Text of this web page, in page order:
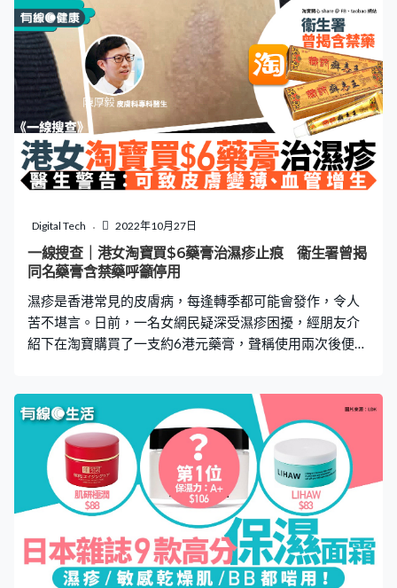
即看下文了解消委會8招應對濕疹。 甚麼是濕疹？ 濕疹又
名異位性皮膚炎，是香港常見皮膚疾病之一。患者皮膚會
乾癢、紅腫，甚至出血，影響外觀和日常生活。消委會指
從中醫角度，濕疹可分為3大類，包括濕熱型、脾虛型以及
血虛型，而每類濕疹的症狀與對應用藥都不同。 濕熱型濕
疹：屬於急性濕疹，常見的症狀包括水疱、丘疹、紅斑、
腫脹、糜爛、灼熱感、痕癢劇烈、滲液較多等 脾虛型濕
疹：屬於亞急性濕疹，常見症狀包括皮膚痕癢、有鱗屑、
搔見滲液、神色疲倦、胃口差、腹脹便溏等。 血虛型濕
燥、脫屑較多、滲液較少、面色蒼白。 濕疹護理8大貼士
消委會建議患者可從不同生活習慣例如戒口、多運行去改
善濕疹問題，減低惡化機會，並提出以下8招濕疹護理。
會指，從中醫角度濕疹來看，患者多受「
Digital Tech 2022年10月27日
一線搜查｜港女淘寶買$6藥膏治濕疹止痕 衞生署曾揭
同名藥膏含禁藥呼籲停用
濕疹是香港常見的皮膚病，每逢轉季都可能會發作，令人
苦不堪言。日前，一名女網民疑深受濕疹困擾，經朋友介
紹下在淘寶購買了一支約6港元藥膏，聲稱使用兩次後便成
市民停用。皮膚科專科醫生陳厚毅接受《一線搜查》訪問
時表示，如濕疹患者胡亂用藥，有機會令病情嚴重，並且
增加將來治療的難度，另外亦分享了多個有效舒緩濕疹的
方法。 一名女網民在Facebook群組「淘寶開心share」發
帖指，一、兩個月前頸部出現類似濕疹的症狀，不但影響
外觀，而且痕癢難忍，尤其近日轉天氣，更令她的情況變
得嚴重：「直頭痕到打紅咗自己條頸。」後來事主經朋友
介紹在淘寶網購了一款約6港元，名為「藏葯癬毒王草本乳
膏」治濕疹。 事主曾擔心「淘藥膏」安全性 她指，最初是